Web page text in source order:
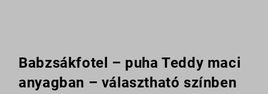
Babzsákfotel – puha Teddy maci
anyagban – választható színben